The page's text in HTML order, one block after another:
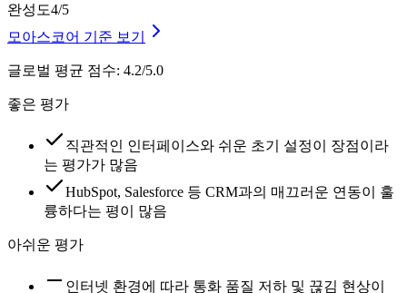
완성도4/5
모아스코어 기준 보기
글로벌 평균 점수: 4.2/5.0
좋은 평가
직관적인 인터페이스와 쉬운 초기 설정이 장점이라
는 평가가 많음
HubSpot, Salesforce 등 CRM과의 매끄러운 연동이 훌
륭하다는 평이 많음
아쉬운 평가
인터넷 환경에 따라 통화 품질 저하 및 끊김 현상이